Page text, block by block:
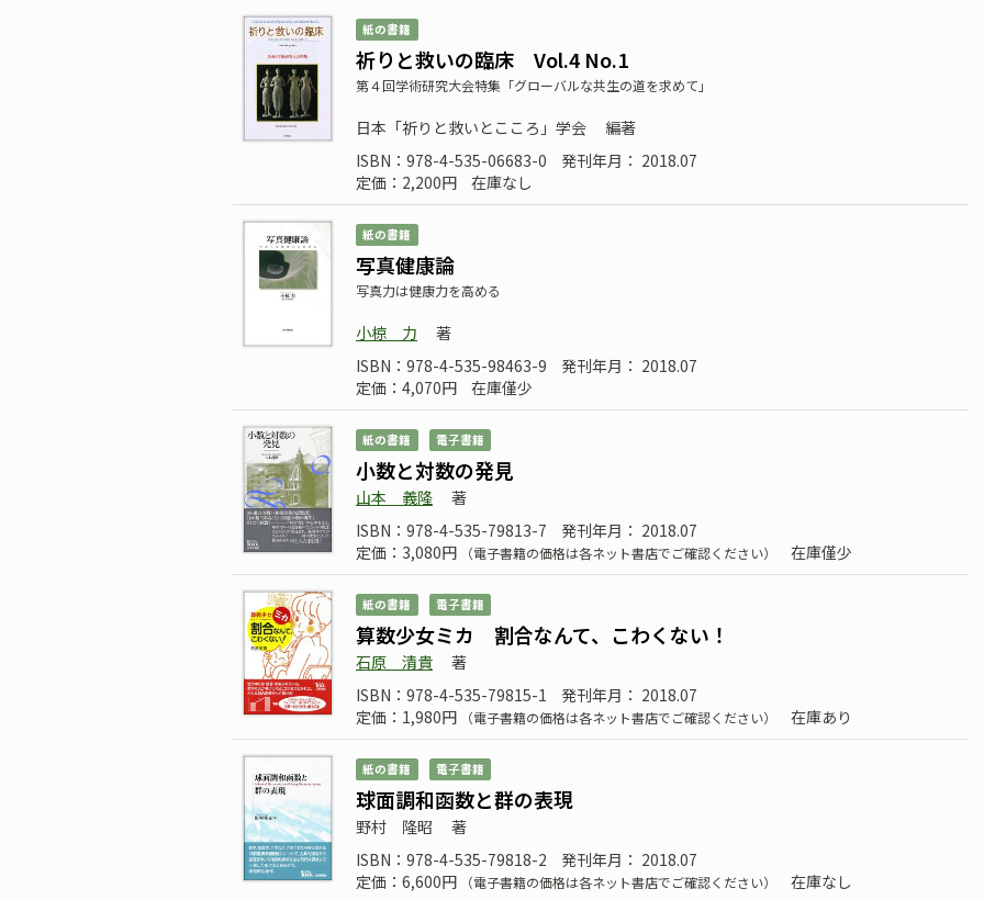
紙の書籍
祈りと救いの臨床 Vol.4 No.1
第４回学術研究大会特集「グローバルな共生の道を求めて」
日本「祈りと救いとこころ」学会
編著
ISBN：978-4-535-06683-0
発刊年月： 2018.07
定価：2,200円
在庫なし
紙の書籍
写真健康論
写真力は健康力を高める
小椋 力
著
ISBN：978-4-535-98463-9
発刊年月： 2018.07
定価：4,070円
在庫僅少
紙の書籍 電子書籍
小数と対数の発見
山本 義隆
著
ISBN：978-4-535-79813-7
発刊年月： 2018.07
定価：3,080円
（電子書籍の価格は各ネット書店でご確認ください） 在庫僅少
紙の書籍 電子書籍
算数少女ミカ 割合なんて、こわくない！
石原 清貴
著
ISBN：978-4-535-79815-1
発刊年月： 2018.07
定価：1,980円
（電子書籍の価格は各ネット書店でご確認ください） 在庫あり
紙の書籍 電子書籍
球面調和函数と群の表現
野村 隆昭
著
ISBN：978-4-535-79818-2
発刊年月： 2018.07
定価：6,600円
（電子書籍の価格は各ネット書店でご確認ください） 在庫なし